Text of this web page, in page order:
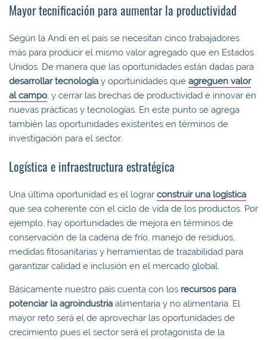
Mayor tecnificación para aumentar la productividad
Según la Andi en el país se necesitan cinco trabajadores
más para producir el mismo valor agregado que en Estados
Unidos. De manera que las oportunidades están dadas para
desarrollar tecnología y oportunidades que agreguen valor
al campo, y cerrar las brechas de productividad e innovar en
nuevas prácticas y tecnologías. En este punto se agrega
también las oportunidades existentes en términos de
investigación para el sector.
Logística e infraestructura estratégica
Una última oportunidad es el lograr construir una logística
que sea coherente con el ciclo de vida de los productos. Por
ejemplo, hay oportunidades de mejora en términos de
conservación de la cadena de frío, manejo de residuos,
medidas fitosanitarias y herramientas de trazabilidad para
garantizar calidad e inclusión en el mercado global.
Básicamente nuestro país cuenta con los recursos para
potenciar la agroindustria alimentaria y no alimentaria. El
mayor reto será el de aprovechar las oportunidades de
crecimiento pues el sector será el protagonista de la